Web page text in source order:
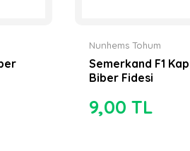
Nunhems Tohum
Semerkand F1
Biber Fidesi
9,00 TL